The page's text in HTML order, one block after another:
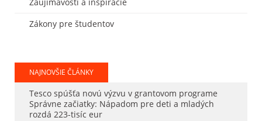
Zákony pre študentov
NAJNOVŠIE ČLÁNKY
Tesco spúšťa novú výzvu v grantovom programe
Správne začiatky: Nápadom pre deti a mladých
rozdá 223-tisíc eur